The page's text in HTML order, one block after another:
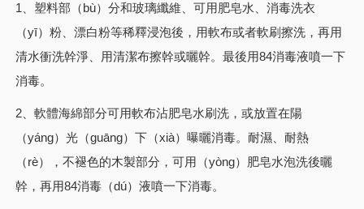
1、塑料部（bù）分和玻璃纖維、可用肥皂水、消毒洗衣
（yī）粉、漂白粉等稀釋浸泡後，用軟布或者軟刷擦洗，再用
清水衝洗幹淨、用清潔布擦幹或曬幹。最後用84消毒液噴一下
消毒。
2、軟體海綿部分可用軟布沾肥皂水刷洗，或放置在陽
（yáng）光（guāng）下（xià）曝曬消毒。耐濕、耐熱
（rè），不褪色的木製部分，可用（yòng）肥皂水泡洗後曬
幹，再用84消毒（dú）液噴一下消毒。